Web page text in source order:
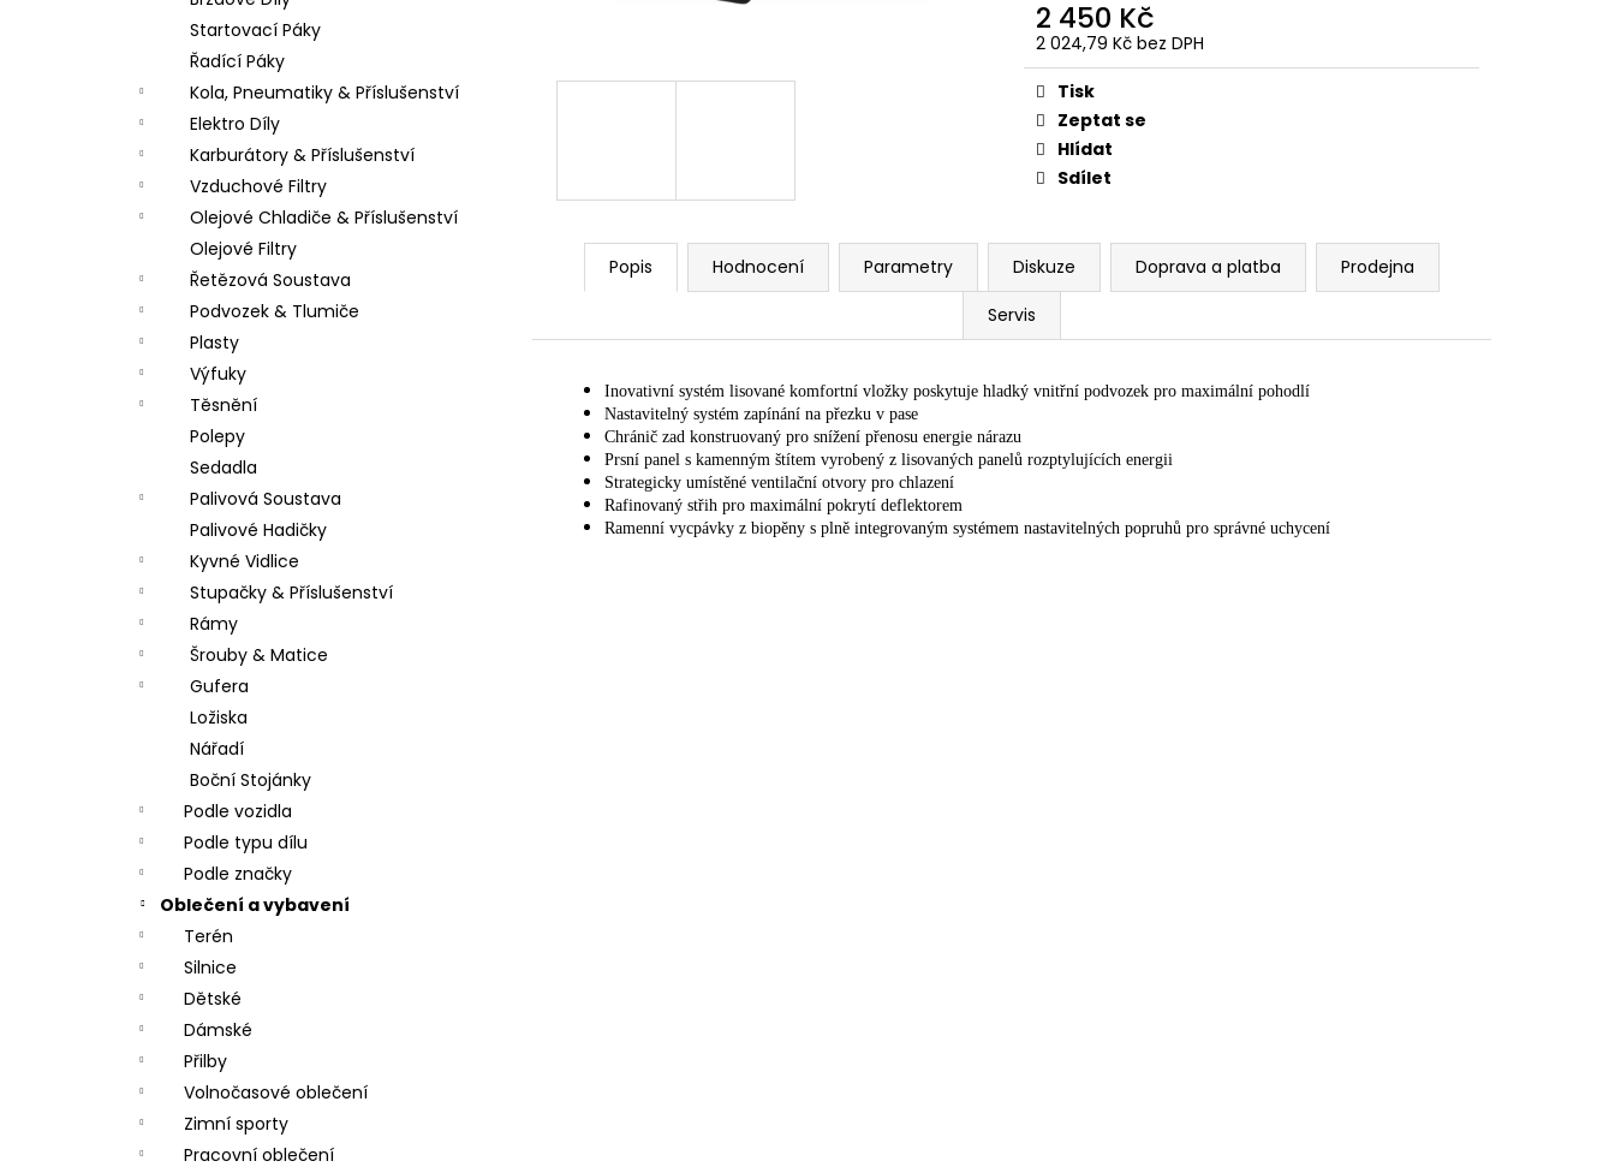
Startovací Páky
Řadící Páky
Kola, Pneumatiky & Příslušenství
Elektro Díly
Karburátory & Příslušenství
Vzduchové Filtry
Olejové Chladiče & Příslušenství
Olejové Filtry
Řetězová Soustava
Podvozek & Tlumiče
Plasty
Výfuky
Těsnění
Polepy
Sedadla
Palivová Soustava
Palivové Hadičky
Kyvné Vidlice
Stupačky & Příslušenství
Rámy
Šrouby & Matice
Gufera
Ložiska
Nářadí
Boční Stojánky
Podle vozidla
Podle typu dílu
Podle značky
Oblečení a vybavení
Terén
Silnice
Dětské
Dámské
Přilby
Volnočasové oblečení
Zimní sporty
Pracovní oblečení
2 450 Kč
2 024,79 Kč bez DPH
Měrná
cena:
Tisk
Zeptat se
Hlídat
Sdílet
Popis Hodnocení Parametry Diskuze Doprava a platba
Prodejna
Servis
Inovativní systém lisované komfortní vložky poskytuje hladký vnitřní podvozek pro maximální pohodlí
Nastavitelný systém zapínání na přezku v pase
Chránič zad konstruovaný pro snížení přenosu energie nárazu
Prsní panel s kamenným štítem vyrobený z lisovaných panelů rozptylujících energii
Strategicky umístěné ventilační otvory pro chlazení
Rafinovaný střih pro maximální pokrytí deflektorem
Ramenní vycpávky z biopěny s plně integrovaným systémem nastavitelných popruhů pro správné uchycení
PITBIKE SPOJKOVÉ LANKO 94CM, VÝSUV
6CM STOMP, DEMONX ,WPB
180 Kč
ŠROUBY K UCHYCENÍ MOTORU,
120 Kč
OPRAVNÁ SADA BRZDOVÉHO TŘMENU